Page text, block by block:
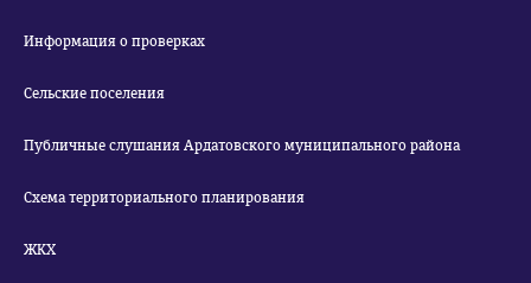
Информация о проверках
Сельские поселения
Публичные слушания Ардатовского муниципального района
Схема территориального планирования
ЖКХ